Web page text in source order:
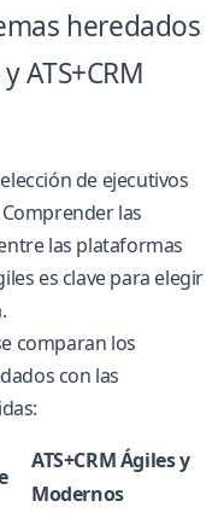
heredados
ATS+CRM
de ejecutivos
las
las plataformas
es clave para elegir
comparan los
con las
ATS+CRM Ágiles y
Modernos